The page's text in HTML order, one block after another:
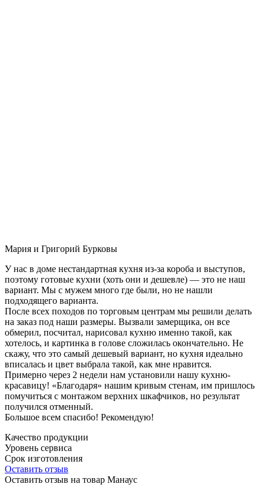
Мария и Григорий Бурковы
У нас в доме нестандартная кухня из-за короба и выступов,
поэтому готовые кухни (хоть они и дешевле) — это не наш
вариант. Мы с мужем много где были, но не нашли
подходящего варианта.
После всех походов по торговым центрам мы решили делать
на заказ под наши размеры. Вызвали замерщика, он все
обмерил, посчитал, нарисовал кухню именно такой, как
хотелось, и картинка в голове сложилась окончательно. Не
скажу, что это самый дешевый вариант, но кухня идеально
вписалась и цвет выбрала такой, как мне нравится.
Примерно через 2 недели нам установили нашу кухню-
красавицу! «Благодаря» нашим кривым стенам, им пришлось
помучиться с монтажом верхних шкафчиков, но результат
получился отменный.
Большое всем спасибо! Рекомендую!
Качество продукции
Уровень сервиса
Срок изготовления
Оставить отзыв
Оставить отзыв на товар Манаус